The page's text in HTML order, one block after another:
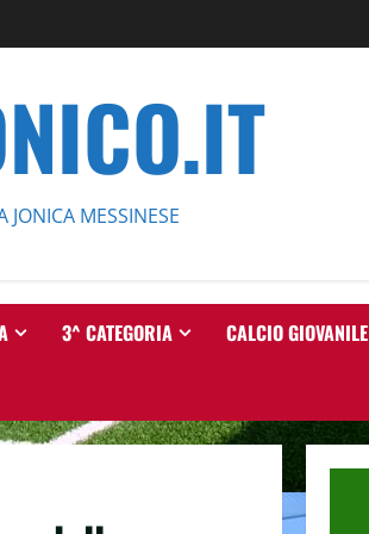
JONICA MESSINESE
3^ CATEGORIA CALCIO GIOVANILE